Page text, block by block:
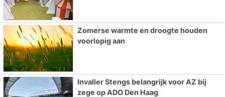
Zomerse warmte en droogte houden
voorlopig aan
Invaller Stengs belangrijk voor AZ bij
zege op ADO Den Haag